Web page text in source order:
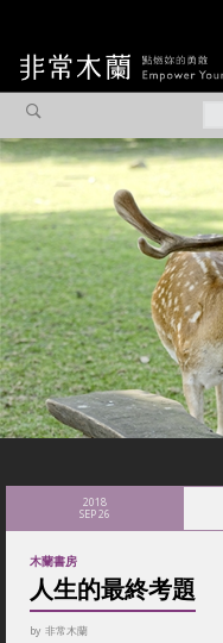
2018
SEP 26
木蘭書房
人生的最終考題
by 非常木蘭